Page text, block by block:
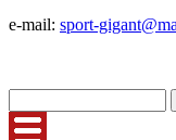
e-mail: sport-
Форма поиска